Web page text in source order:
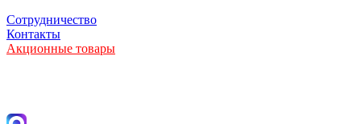
Сотрудничество
Контакты
Акционные товары